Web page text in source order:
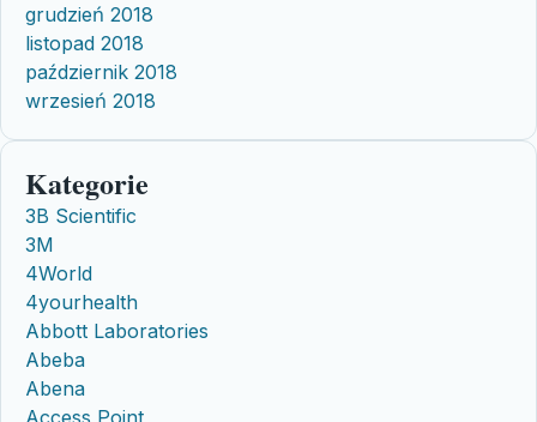
grudzień 2018
listopad 2018
październik 2018
wrzesień 2018
Kategorie
3B Scientific
3M
4World
4yourhealth
Abbott Laboratories
Abeba
Abena
Access Point